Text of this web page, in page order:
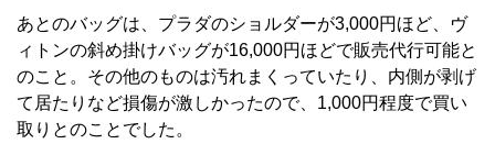
あとのバッグは、プラダのショルダーが3,000円ほど、ヴ
ィトンの斜め掛けバッグが16,000円ほどで販売代行可能と
のこと。その他のものは汚れまくっていたり、内側が剥げ
て居たりなど損傷が激しかったので、1,000円程度で買い
取りとのことでした。